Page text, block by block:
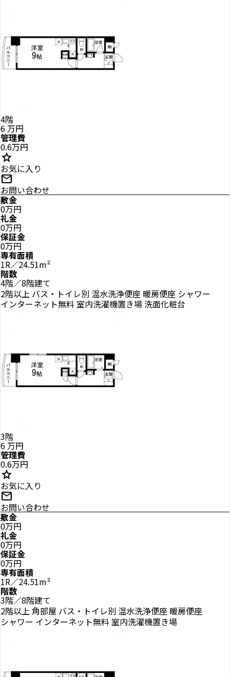
4階
6万円
管理費
0.6万円
star
お気に入り
mail
お問い合わせ
敷金
0万円
礼金
0万円
保証金
0万円
専有面積
1R／24.51m²
階数
4階／8階建て
2階以上 バス・トイレ別 温水洗浄便座 暖房便座 シャワー
インターネット無料 室内洗濯機置き場 洗面化粧台
3階
6万円
管理費
0.6万円
star
お気に入り
mail
お問い合わせ
敷金
0万円
礼金
0万円
保証金
0万円
専有面積
1R／24.51m²
階数
3階／8階建て
2階以上 角部屋 バス・トイレ別 温水洗浄便座 暖房便座
シャワー インターネット無料 室内洗濯機置き場